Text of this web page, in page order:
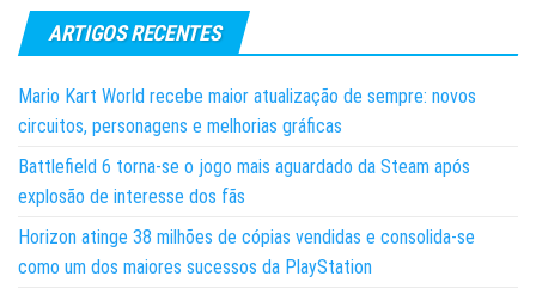
ARTIGOS RECENTES
Mario Kart World recebe maior atualização de sempre: novos
circuitos, personagens e melhorias gráficas
Battlefield 6 torna-se o jogo mais aguardado da Steam após
explosão de interesse dos fãs
Horizon atinge 38 milhões de cópias vendidas e consolida-se
como um dos maiores sucessos da PlayStation